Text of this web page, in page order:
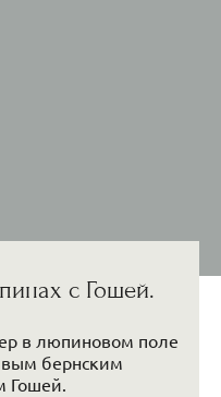
с Гошей.
в люпиновом поле
бернским
Гошей.